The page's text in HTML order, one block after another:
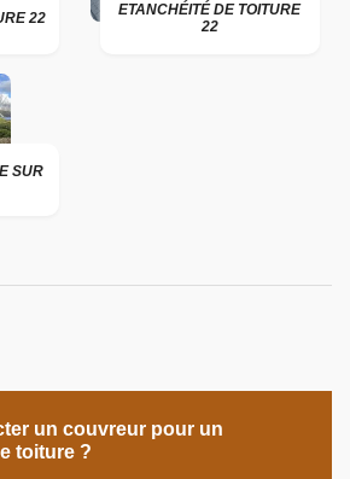
22
ETANCHÉITÉ DE TOITURE
22
SUR
un couvreur pour un
toiture ?